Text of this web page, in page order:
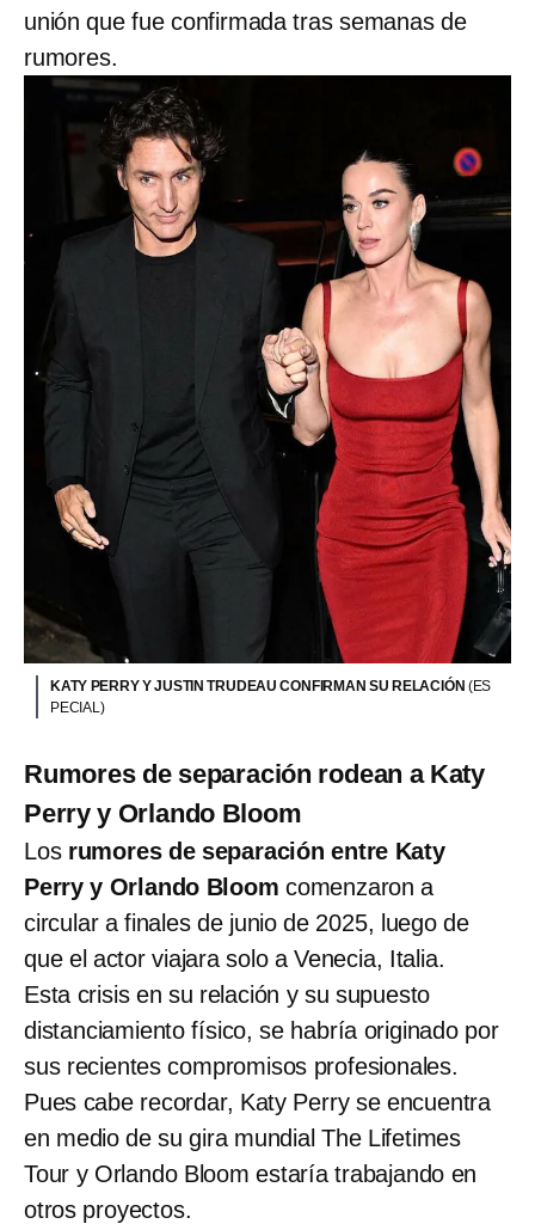
unión que fue confirmada tras semanas de
rumores.
KATY PERRY Y JUSTIN TRUDEAU CONFIRMAN SU RELACIÓN (ES
PECIAL)
Rumores de separación rodean a Katy
Perry y Orlando Bloom
Los rumores de separación entre Katy
Perry y Orlando Bloom comenzaron a
circular a finales de junio de 2025, luego de
que el actor viajara solo a Venecia, Italia.
Esta crisis en su relación y su supuesto
distanciamiento físico, se habría originado por
sus recientes compromisos profesionales.
Pues cabe recordar, Katy Perry se encuentra
en medio de su gira mundial The Lifetimes
Tour y Orlando Bloom estaría trabajando en
otros proyectos.